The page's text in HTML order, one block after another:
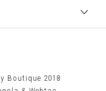
Boutique 2018